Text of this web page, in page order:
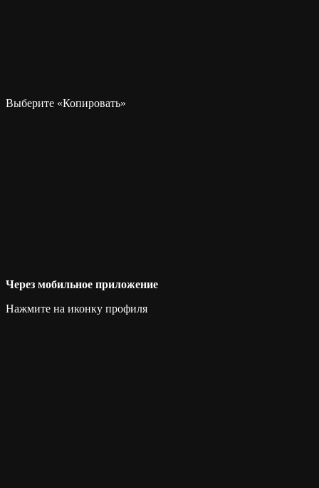
Выберите «Копировать»
Через мобильное приложение
Нажмите на иконку профиля